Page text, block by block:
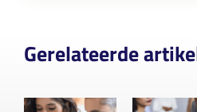
Gerelateerde